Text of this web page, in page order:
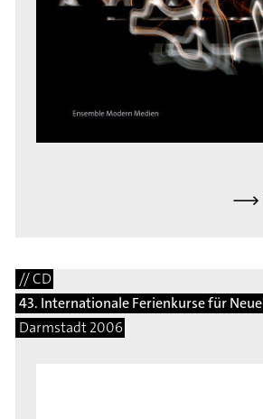
⟶
// CD
43. Internationale Ferienkurse für
Darmstadt 2006